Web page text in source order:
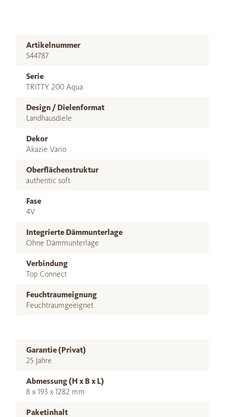
Artikelnummer
544787
Serie
TRITTY 200 Aqua
Design / Dielenformat
Landhausdiele
Dekor
Akazie Vario
Oberflächenstruktur
authentic soft
Fase
4V
Integrierte Dämmunterlage
Ohne Dämmunterlage
Verbindung
Top Connect
Feuchtraumeignung
Feuchtraumgeeignet
Garantie (Privat)
25 Jahre
Abmessung (H x B x L)
8 x 193 x 1282 mm
Paketinhalt